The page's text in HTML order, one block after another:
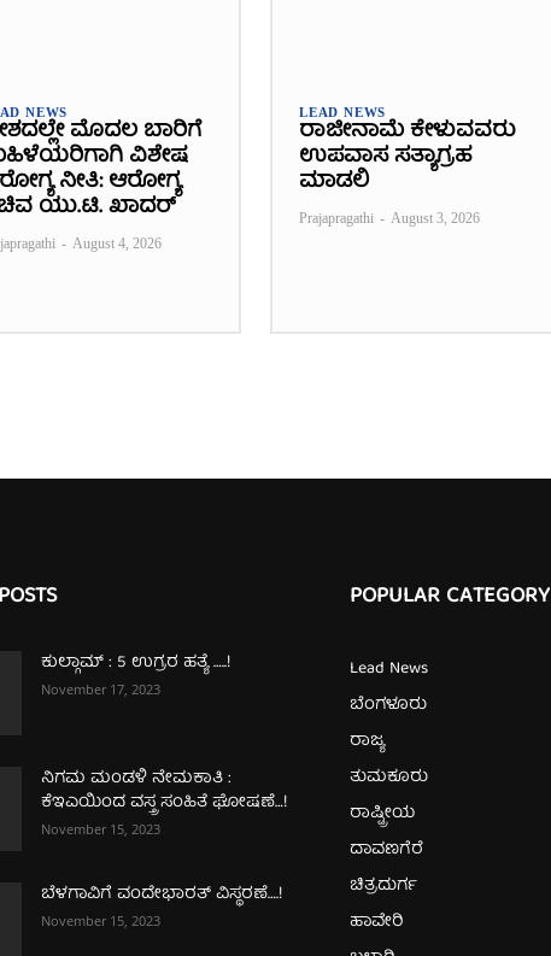
NEWS
ಮೊದಲ ಬಾರಿಗೆ
ವಿಶೇಷ
ನೀತಿ: ಆರೋಗ್ಯ
ಯು.ಟಿ. ಖಾದರ್
- August 4, 2026
LEAD NEWS
ರಾಜೀನಾಮೆ ಕೇಳುವವರು
ಉಪವಾಸ ಸತ್ಯಾಗ್ರಹ
ಮಾಡಲಿ
Prajapragathi - August 3, 2026
ಕುಲ್ಗಾಮ್‌ : 5 ಉಗ್ರರ ಹತ್ಯೆ …..!
November 17, 2023
ನಿಗಮ ಮಂಡಳಿ ನೇಮಕಾತಿ :
ಕೆಇಎಯಿಂದ ವಸ್ತ್ರ ಸಂಹಿತೆ ಘೋಷಣೆ…!
November 15, 2023
ಬೆಳಗಾವಿಗೆ ವಂದೇಭಾರತ್‌ ವಿಸ್ಥರಣೆ….!
November 15, 2023
POPULAR CATEGORY
Lead News
ಬೆಂಗಳೂರು
ರಾಜ್ಯ
ತುಮಕೂರು
ರಾಷ್ಟ್ರೀಯ
ದಾವಣಗೆರೆ
ಚಿತ್ರದುರ್ಗ
ಹಾವೇರಿ